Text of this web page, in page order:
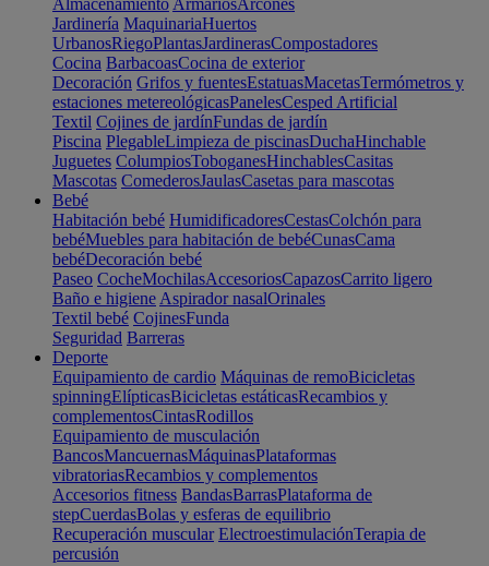
Almacenamiento ArmariosArcones
Jardinería MaquinariaHuertos
UrbanosRiegoPlantasJardinerasCompostadores
Cocina BarbacoasCocina de exterior
Decoración Grifos y fuentesEstatuasMacetasTermómetros y
estaciones metereológicasPanelesCesped Artificial
Textil Cojines de jardínFundas de jardín
Piscina PlegableLimpieza de piscinasDuchaHinchable
Juguetes ColumpiosToboganesHinchablesCasitas
Mascotas ComederosJaulasCasetas para mascotas
Bebé
Habitación bebé HumidificadoresCestasColchón para
bebéMuebles para habitación de bebéCunasCama
bebéDecoración bebé
Paseo CocheMochilasAccesoriosCapazosCarrito ligero
Baño e higiene Aspirador nasalOrinales
Textil bebé CojinesFunda
Seguridad Barreras
Deporte
Equipamiento de cardio Máquinas de remoBicicletas
spinningElípticasBicicletas estáticasRecambios y
complementosCintasRodillos
Equipamiento de musculación
BancosMancuernasMáquinasPlataformas
vibratoriasRecambios y complementos
Accesorios fitness BandasBarrasPlataforma de
stepCuerdasBolas y esferas de equilibrio
Recuperación muscular ElectroestimulaciónTerapia de
percusión